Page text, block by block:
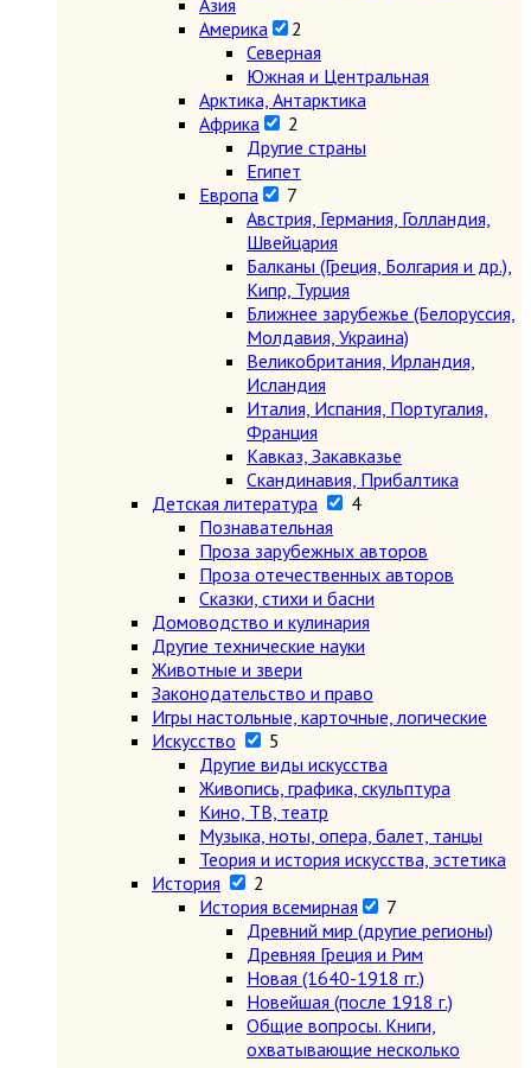
Азия
Америка
2
Северная
Южная и Центральная
Арктика, Антарктика
Африка
2
Другие страны
Египет
Европа
7
Австрия, Германия, Голландия,
Швейцария
Балканы (Греция, Болгария и др.),
Кипр, Турция
Ближнее зарубежье (Белоруссия,
Молдавия, Украина)
Великобритания, Ирландия,
Исландия
Италия, Испания, Португалия,
Франция
Кавказ, Закавказье
Скандинавия, Прибалтика
Детская литература
4
Познавательная
Проза зарубежных авторов
Проза отечественных авторов
Сказки, стихи и басни
Домоводство и кулинария
Другие технические науки
Животные и звери
Законодательство и право
Игры настольные, карточные, логические
Искусство
5
Другие виды искусства
Живопись, графика, скульптура
Кино, ТВ, театр
Музыка, ноты, опера, балет, танцы
Теория и история искусства, эстетика
История
2
История всемирная
7
Древний мир (другие регионы)
Древняя Греция и Рим
Новая (1640-1918 гг.)
Новейшая (после 1918 г.)
Общие вопросы. Книги,
охватывающие несколько